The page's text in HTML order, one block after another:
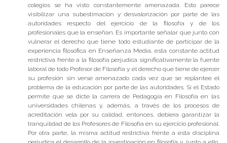
colegios se ha visto constantemente amenazada. Esto parece
visibilizar una subestimación y desvalorización por parte de las
autoridades respecto del ejercicio de la filosofía y de los
profesionales que la enseñan. Es importante señalar que junto con
vulnerar el derecho que tiene todo estudiante de participar de la
experiencia filosófica en Enseñanza Media, esta constante actitud
restrictiva frente a la filosofía perjudica significativamente la fuente
laboral de todo Profesor de Filosofía y el derecho que tiene de ejercer
su profesión sin verse amenazado cada vez que se replantee el
problema de la educación por parte de las autoridades. Si el Estado
permite que se dicte la carrera de Pedagogía en Filosofía en las
universidades chilenas y, además, a través de los procesos de
acreditación vela por su calidad, entonces, debiera garantizar la
tranquilidad de los Profesores de Filosofía en su ejercicio profesional.
Por otra parte, la misma actitud restrictiva frente a esta disciplina